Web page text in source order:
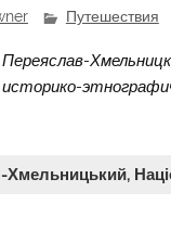
Путешествия